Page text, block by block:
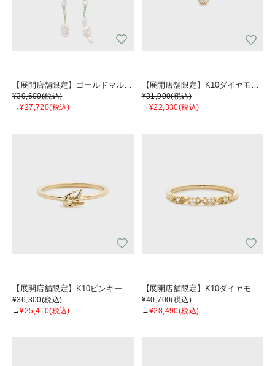
【展開店舗限定】ゴールドマルチストーンネックレス
¥39,600(税込)
→¥27,720(税込)
¥31,900(税込)
→¥22,330(税込)
【展開店舗限定】K10ピンキーリング
¥36,300(税込)
→¥25,410(税込)
【展開店舗限定】K10ダイヤモンドピンキーリング
¥40,700(税込)
→¥28,490(税込)